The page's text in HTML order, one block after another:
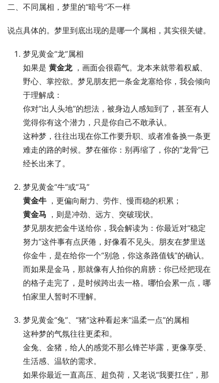
二、不同属相，梦里的“暗号”不一样
说点具体的。梦里到底出现的是哪一个属相，其实很关键。
梦见黄金“龙”属相
如果是 黄金龙 ，画面会很霸气。龙本来就带着权威、
野心、掌控欲。梦见朋友把一条金龙塞给你，我会倾向
于理解成：
你对“出人头地”的想法，被身边人感知到了，甚至有人
觉得你有这个潜力，只是你自己不敢承认。
这种梦，往往出现在你工作要升职、或者准备换一条更
难走的路的时候。梦在催你：别再缩了，你的“龙骨”已
经长出来了。
梦见黄金“牛”或“马”
黄金牛 ，更偏向耐力、劳作、慢而稳的积累；
黄金马
，则是冲劲、远方、突破现状。
梦见朋友把金牛送给你，我会解读为：你最近对“稳定
努力”这件事有点厌倦，好像看不见头。朋友在梦里送
你金牛，是在给你一个“别急，你这条路值钱”的确认。
而如果是金马，那就像有人拍你的肩膀：你已经把现在
的格子走完了，是时候跨出去一格。哪怕会累一点，哪
怕家里人暂时不理解。
梦见黄金“兔”、“猪”这种看起来“温柔一点”的属相
这种梦的气氛往往更柔和。
金兔、金猪，给人的感觉不那么锋芒毕露，更像享受、
生活感、温软的需求。
如果你最近一直高压、超负荷，又老说“我要扛住”，那